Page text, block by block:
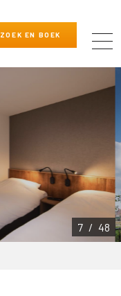
ZOEK EN BOEK
8 / 48